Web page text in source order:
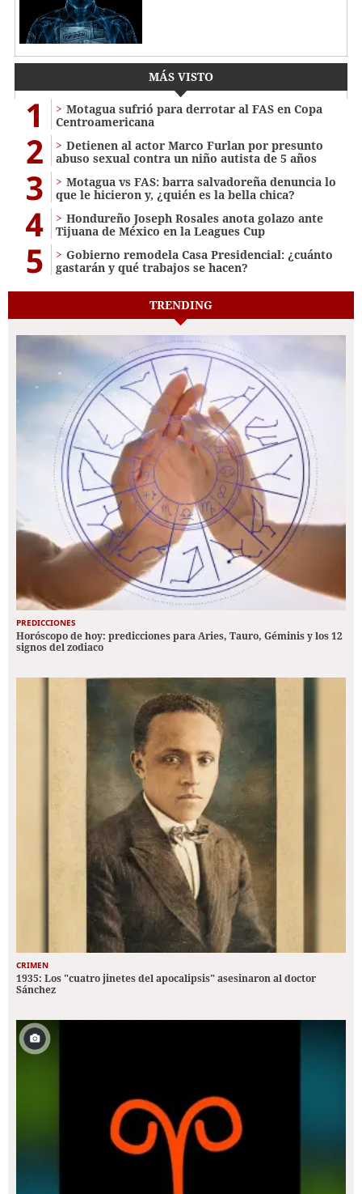
MÁS VISTO
1
Motagua sufrió para derrotar al FAS en Copa
Centroamericana
2
Detienen al actor Marco Furlan por presunto
abuso sexual contra un niño autista de 5 años
3
Motagua vs FAS: barra salvadoreña denuncia lo
que le hicieron y, ¿quién es la bella chica?
4
Hondureño Joseph Rosales anota golazo ante
Tijuana de México en la Leagues Cup
5
Gobierno remodela Casa Presidencial: ¿cuánto
gastarán y qué trabajos se hacen?
TRENDING
PREDICCIONES
Horóscopo de hoy: predicciones para Aries, Tauro, Géminis y los 12
signos del zodiaco
CRIMEN
1935: Los "cuatro jinetes del apocalipsis" asesinaron al doctor
Sánchez